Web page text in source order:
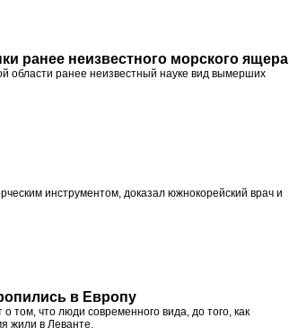
ранее неизвестного морского ящера
области ранее неизвестный науке вид вымерших
инструментом, доказал южнокорейский врач и
в Европу
том, что люди современного вида, до того, как
жили в Леванте.